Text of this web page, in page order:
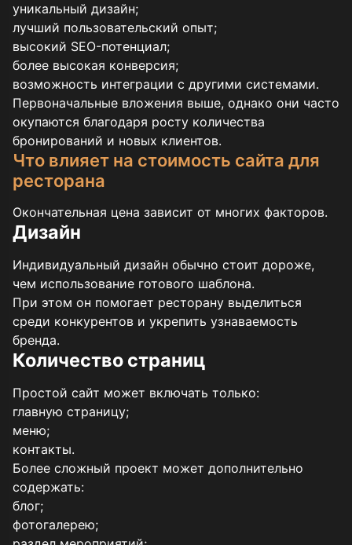
уникальный дизайн;
лучший пользовательский опыт;
высокий SEO-потенциал;
более высокая конверсия;
возможность интеграции с другими системами.
Первоначальные вложения выше, однако они часто
окупаются благодаря росту количества
бронирований и новых клиентов.
Что влияет на стоимость сайта для
ресторана
Окончательная цена зависит от многих факторов.
Дизайн
Индивидуальный дизайн обычно стоит дороже,
чем использование готового шаблона.
При этом он помогает ресторану выделиться
среди конкурентов и укрепить узнаваемость
бренда.
Количество страниц
Простой сайт может включать только:
главную страницу;
меню;
контакты.
Более сложный проект может дополнительно
содержать:
блог;
фотогалерею;